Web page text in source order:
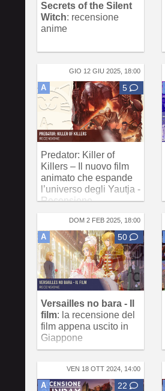
Secrets of the Silent
Witch: recensione
anime
GIO 12 GIU 2025, 18:00
A 5
Predator: Killer of
Killers – Il nuovo film
animato che espande
l’universo degli Yautja -
Recensione
DOM 2 FEB 2025, 18:00
A 50
Versailles no bara - Il
film: la recensione del
film appena uscito in
Giappone
VEN 18 OTT 2024, 14:00
A 22